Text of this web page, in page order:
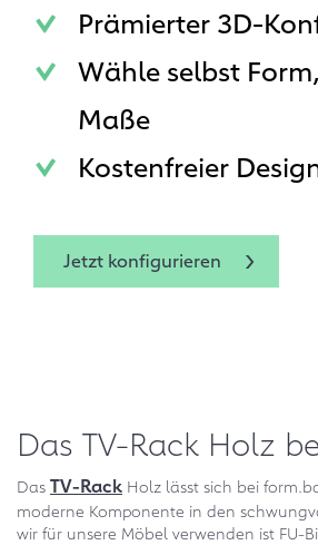
Prämierter 3D-
Wähle selbst
Maße
Kostenfreier
Jetzt konfigurieren
Das TV-Rack Holz
Das TV-Rack Holz lässt sich bei
moderne Komponente in den
wir für unsere Möbel verwenden ist FU-